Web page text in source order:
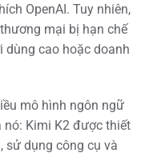
OpenAI. Tuy nhiên,
mại bị hạn chế
cao hoặc doanh
mô hình ngôn ngữ
nó: Kimi K2 được thiết
sử dụng công cụ và